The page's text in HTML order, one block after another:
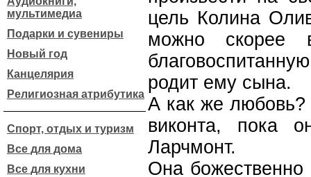
мультимедиа
Подарки и сувениры
Новый год
Канцелярия
Религиозная атрибутика
Спорт, отдых и туризм
Все для дома
Все для кухни
цель Колина
можно скорее
родит ему сына.
А как же любовь?
виконта, пока
Ларчмонт.
Она божественно